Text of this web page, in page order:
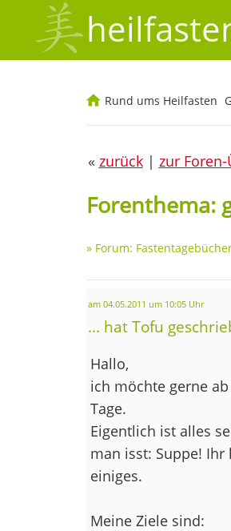
Rund ums Heilfasten
« zurück| zur
Forenthema:
» Forum:
am 04.05.2011 um 10:05 Uhr
... hat Tofu
Hallo,
ich möchte gerne
Tage.
Eigentlich ist alles
man isst: Suppe!
einiges.
Meine Ziele sind: